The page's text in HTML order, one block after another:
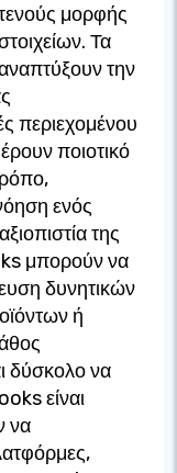
μορφής
Τα
την
περιεχομένου
ποιοτικό
ενός
της
μπορούν να
δυνητικών
ή
δύσκολο να
είναι
να